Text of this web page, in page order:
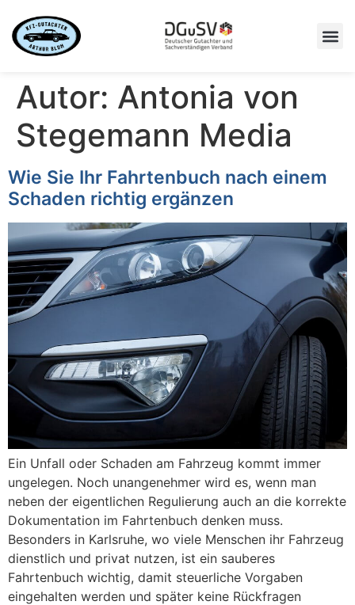
Autor: Antonia von
Stegemann Media
Wie Sie Ihr Fahrtenbuch nach einem
Schaden richtig ergänzen
Ein Unfall oder Schaden am Fahrzeug kommt immer
ungelegen. Noch unangenehmer wird es, wenn man
neben der eigentlichen Regulierung auch an die korrekte
Dokumentation im Fahrtenbuch denken muss.
Besonders in Karlsruhe, wo viele Menschen ihr Fahrzeug
dienstlich und privat nutzen, ist ein sauberes
Fahrtenbuch wichtig, damit steuerliche Vorgaben
eingehalten werden und später keine Rückfragen